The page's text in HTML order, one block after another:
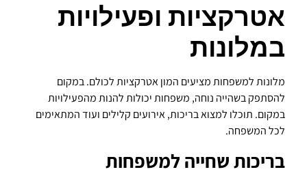
אטרקציות ופעילויות
במלונות
מלונות למשפחות מציעים המון אטרקציות לכולם. במקום
להסתפק בשהייה נוחה, משפחות יכולות להנות מהפעילויות
במקום. תוכלו למצוא בריכות, אירועים קלילים ועוד המתאימים
לכל המשפחה.
בריכות שחייה למשפחות